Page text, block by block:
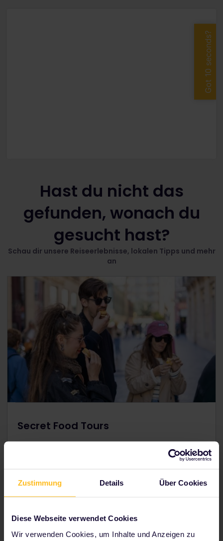
Zustimmung Details Über Cookies
Diese Webseite verwendet Cookies
Wir verwenden Cookies, um Inhalte und Anzeigen zu
Hast du nicht das
gefunden, wonach du
gesucht hast?
Schau dir unsere Reiseerlebnisse, lokalen Tipps und mehr
an
Secret Food Tours
Du hast Appetit auf „mehr“? Entdecke dein Reiseziel
auf die bestmögliche Art und
Finden Sie Ihre Tour